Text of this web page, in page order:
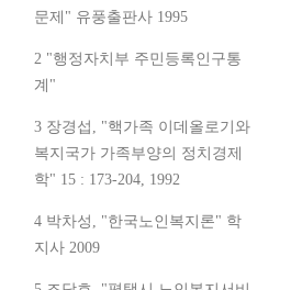
문제" 유풍출판사 1995
2 "행정자치부 주민등록인구통
계"
3 장경섭, "핵가족 이데올로기와
복지국가 가족부양의 정치경제
학" 15 : 173-204, 1992
4 박차성, "한국노인복지론" 학
지사 2009